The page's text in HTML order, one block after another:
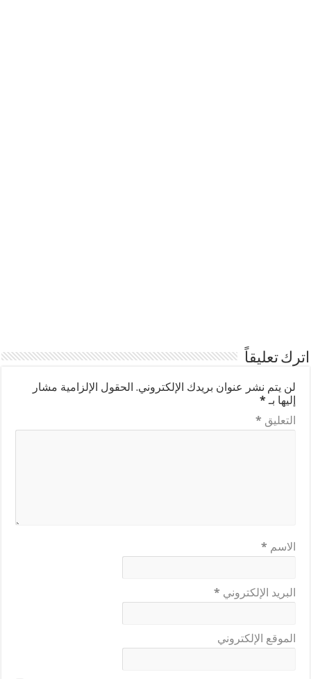
اترك تعليقاً
لن يتم نشر عنوان بريدك الإلكتروني. الحقول الإلزامية مشار
إليها بـ *
التعليق *
الاسم *
البريد الإلكتروني *
الموقع الإلكتروني